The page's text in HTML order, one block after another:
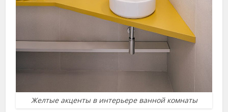
Желтые акценты в интерьере ванной комнаты